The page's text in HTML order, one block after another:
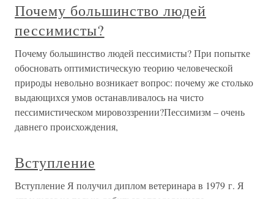
Почему большинство людей
пессимисты?
Почему большинство людей пессимисты? При попытке
обосновать оптимистическую теорию человеческой
природы невольно возникает вопрос: почему же столько
выдающихся умов останавливалось на чисто
пессимистическом мировоззрении?Пессимизм – очень
давнего происхождения,
Вступление
Вступление Я получил диплом ветеринара в 1979 г. Я